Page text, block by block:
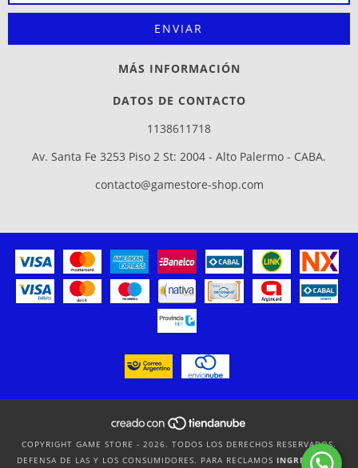
MÁS INFORMACIÓN
DATOS DE CONTACTO
1138611718
Av. Santa Fe 3253 Piso 2 St: 2004 - Alto Palermo - CABA.
contacto@gamestore-shop.com
COPYRIGHT GAME STORE - 2026. TODOS LOS DERECHOS RESERVADOS.
DEFENSA DE LAS Y LOS CONSUMIDORES. PARA RECLAMOS INGRESÁ ACÁ.